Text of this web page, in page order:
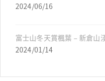
2024/06/16
富士山冬天賞楓葉 – 新倉山
2024/01/14